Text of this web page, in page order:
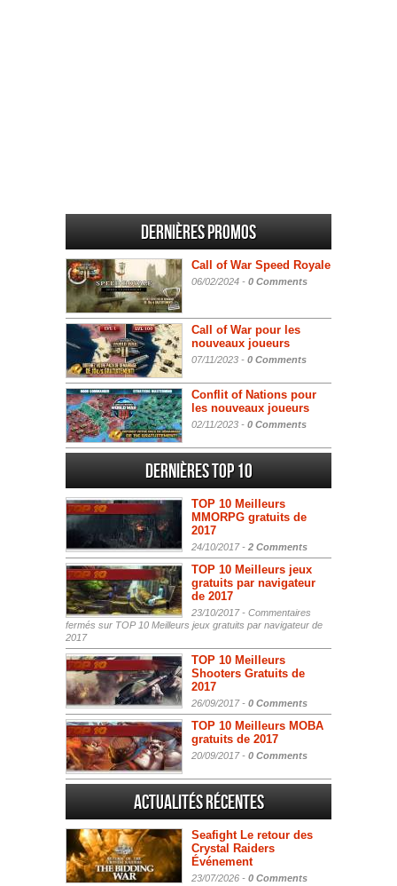
Dernières promos
Call of War Speed Royale
06/02/2024 - 0 Comments
Call of War pour les
nouveaux joueurs
07/11/2023 - 0 Comments
Conflit of Nations pour
les nouveaux joueurs
02/11/2023 - 0 Comments
Dernières Top 10
TOP 10 Meilleurs
MMORPG gratuits de
2017
24/10/2017 - 2 Comments
TOP 10 Meilleurs jeux
gratuits par navigateur
de 2017
23/10/2017 - Commentaires
fermés sur TOP 10 Meilleurs jeux gratuits par navigateur de
2017
TOP 10 Meilleurs
Shooters Gratuits de
2017
26/09/2017 - 0 Comments
TOP 10 Meilleurs MOBA
gratuits de 2017
20/09/2017 - 0 Comments
Actualités Récentes
Seafight Le retour des
Crystal Raiders
Événement
23/07/2026 - 0 Comments